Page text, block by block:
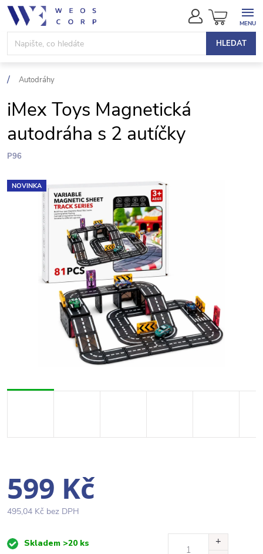
Přejít
obsah
HLEDAT
NÁKUPNÍ
KOŠÍK
Autodráhy
iMex Toys Magnetická
autodráha s 2 autíčky
P96
NOVINKA
599 Kč
495,04 Kč bez DPH
MěrnáSkladem >20 ks